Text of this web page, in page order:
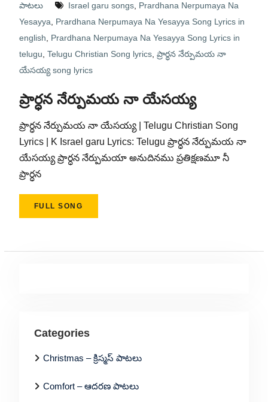
పాటలు
Israel garu songs, Prardhana Nerpumaya Na
Yesayya
Prardhana Nerpumaya Na Yesayya Song Lyrics in
english
Prardhana Nerpumaya Na Yesayya Song Lyrics in
telugu Telugu Christian Song lyrics, ప్రార్ధన నేర్పుమయ నా
యేసయ్య song lyrics
ప్రార్ధన నేర్పుమయ నా యేసయ్య
ప్రార్ధన నేర్పుమయ నా యేసయ్య | Telugu Christian Song
Lyrics | K Israel garu Lyrics: Telugu ప్రార్ధన నేర్పుమయ నా
యేసయ్య ప్రార్ధన నేర్పుమయా అనుదినము ప్రతిక్షణమూ నీ
ప్రార్ధన
FULL SONG
Categories
Christmas – క్రిస్మస్ పాటలు
Comfort – ఆదరణ పాటలు